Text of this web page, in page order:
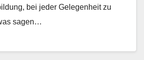
bei jeder Gelegenheit zu
sagen…